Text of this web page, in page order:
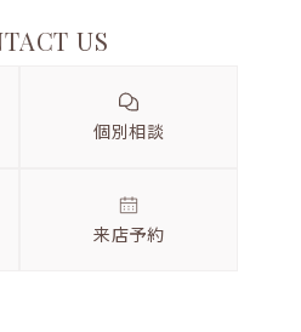
US
個別相談
来店予約